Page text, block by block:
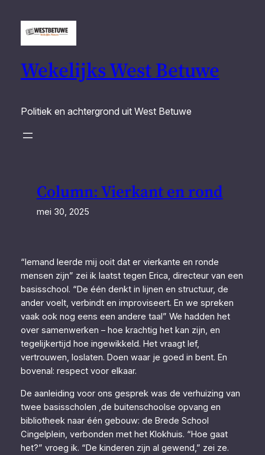
naar
Wekelijks West Betuwe
Politiek en achtergrond uit West Betuwe
Column: Vierkant en rond
mei 30, 2025
“Iemand leerde mij ooit dat er vierkante en ronde
mensen zijn” zei ik laatst tegen Erica, directeur van een
basisschool. “De één denkt in lijnen en structuur, de
ander voelt, verbindt en improviseert. En we spreken
vaak ook nog eens een andere taal” We hadden het
over samenwerken – hoe krachtig het kan zijn, en
tegelijkertijd hoe ingewikkeld. Het vraagt lef,
vertrouwen, loslaten. Doen waar je goed in bent. En
bovenal: respect voor elkaar.
De aanleiding voor ons gesprek was de verhuizing van
twee basisscholen ,de buitenschoolse opvang en
bibliotheek naar één gebouw: de Brede School
Cingelplein, verbonden met het Klokhuis. “Hoe gaat
het?” vroeg ik. “De kinderen zijn al gewend,” zei ze.